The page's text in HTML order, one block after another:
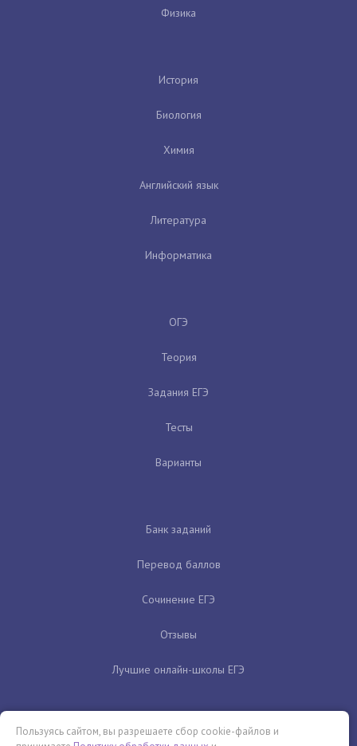
Физика
История
Биология
Химия
Английский язык
Литература
Информатика
ОГЭ
Теория
Задания ЕГЭ
Тесты
Варианты
Банк заданий
Перевод баллов
Сочинение ЕГЭ
Отзывы
Лучшие онлайн-школы ЕГЭ
Пользуясь сайтом, вы разрешаете сбор cookie-файлов и